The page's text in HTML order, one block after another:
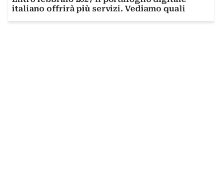
italiano offrirà più servizi. Vediamo quali